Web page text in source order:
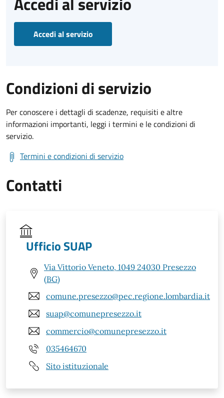
Accedi al servizio
Condizioni di servizio
Per conoscere i dettagli di scadenze, requisiti e altre
informazioni importanti, leggi i termini e le condizioni di
servizio.
Termini e condizioni di servizio
Contatti
Ufficio SUAP
Via Vittorio Veneto, 1049 24030 Presezzo
(BG)
comune.presezzo@pec.regione.lombardia.it
suap@comunepresezzo.it
commercio@comunepresezzo.it
035464670
Sito istituzionale